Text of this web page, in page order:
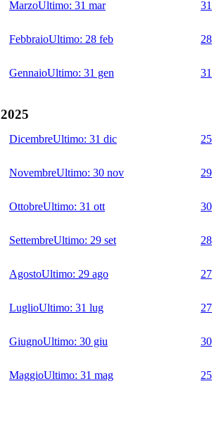
MarzoUltimo: 31 mar 31
FebbraioUltimo: 28 feb 28
GennaioUltimo: 31 gen 31
2025
DicembreUltimo: 31 dic 25
NovembreUltimo: 30 nov 29
OttobreUltimo: 31 ott 30
SettembreUltimo: 29 set 28
AgostoUltimo: 29 ago 27
LuglioUltimo: 31 lug 27
GiugnoUltimo: 30 giu 30
MaggioUltimo: 31 mag 25